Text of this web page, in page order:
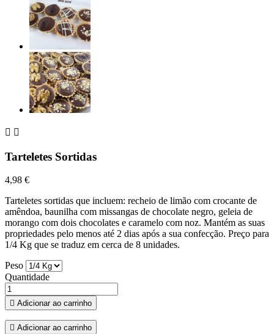
 
Tarteletes Sortidas
4,98 €
Tarteletes sortidas que incluem: recheio de limão com crocante de
amêndoa, baunilha com missangas de chocolate negro, geleia de
morango com dois chocolates e caramelo com noz. Mantém as suas
propriedades pelo menos até 2 dias após a sua confecção. Preço para
1/4 Kg que se traduz em cerca de 8 unidades.
Peso
Quantidade
 Adicionar ao carrinho
 Adicionar ao carrinho